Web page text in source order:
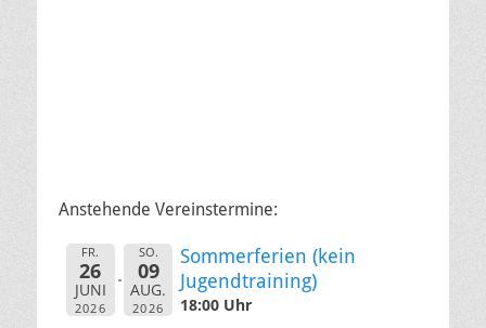
Anstehende Vereinstermine:
FR.
26
JUNI
2026
SO.
09
AUG.
2026
Sommerferien (kein
Jugendtraining)
18:00 Uhr